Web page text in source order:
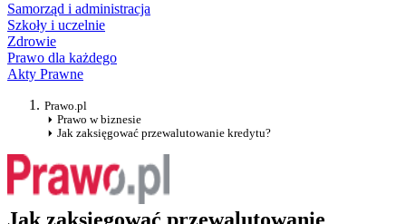
Samorząd i administracja
Szkoły i uczelnie
Zdrowie
Prawo dla każdego
Akty Prawne
Prawo.pl
Prawo w biznesie
Jak zaksięgować przewalutowanie kredytu?